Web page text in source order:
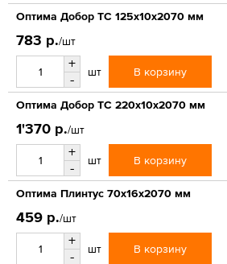
Оптима Добор ТС 125х10х2070 мм
783 р./шт
+
-
шт В корзину
Оптима Добор ТС 220х10х2070 мм
1'370 р./шт
+
-
шт В корзину
Оптима Плинтус 70х16х2070 мм
459 р./шт
+
-
шт В корзину